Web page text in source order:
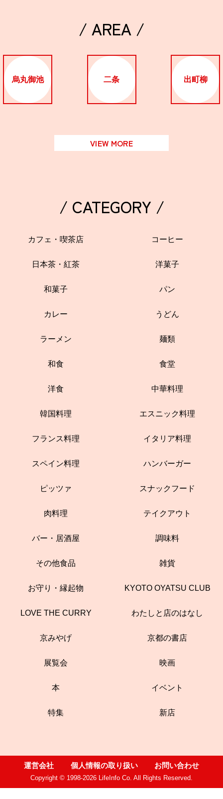
/ AREA /
烏丸御池 二条 出町柳
VIEW MORE
/ CATEGORY /
カフェ・喫茶店 コーヒー
日本茶・紅茶 洋菓子
和菓子 パン
カレー うどん
ラーメン 麺類
和食 食堂
洋食 中華料理
韓国料理 エスニック料理
フランス料理 イタリア料理
スペイン料理 ハンバーガー
ピッツァ スナックフード
肉料理 テイクアウト
バー・居酒屋 調味料
その他食品 雑貨
お守り・縁起物 KYOTO OYATSU CLUB
LOVE THE CURRY わたしと店のはなし
京みやげ 京都の書店
展覧会 映画
本 イベント
特集 新店
運営会社 個人情報の取り扱い お問い合わせ
Copyright © 1998-2026 LifeInfo Co. All Rights Reserved.